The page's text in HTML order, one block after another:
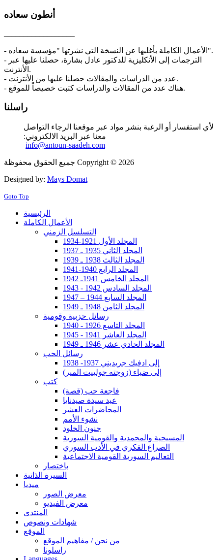
أنطون سعاده
- الأعمال الكاملة بأغلبها عن النسخة التي نشرتها "مؤسسة سعاده".
- الترجمات إلى الأنكليزية للدكتور عادل بشارة، حصلنا عليها عبر
الأنترنت.
- عدد من الدراسات والمقالات حصلنا عليها من الأنترنت.
- هناك عدد من المقالات والدراسات كتبت خصيصاً للموقع.
راسلنا
لأي استفسار أو الرغبة بنشر مواد عبر موقعنا الرجاء التواصل
معنا عبر البريد الالكتروني:
info@antoun-saadeh.com
جميع الحقوق محفوظة Copyright © 2026
Designed by: Mays Domat
Goto Top
الرئيسية
الأعمال الكاملة
التسلسل الزمني
المجلد الأول 1921-1934
المجلد الثاني 1935 ـ 1937
المجلد الثالث 1938 ـ 1939
المجلد الرابع 1940-1941
المجلد الخامس 1941ـ 1942
المجلد السادس 1942 - 1943
المجلد السابع 1944 – 1947
المجلد الثامن 1948 ـ 1949
رسائل حزبية وقومية
المجلد التاسع 1926 - 1940
المجلد العاشر 1941 - 1945
المجلد الحادي عشر 1946 ـ 1949
رسائل الحب
إلى ادفيك جريديني 1937- 1938
إلى ضياء (زوجته جولييت المير)
كتب
فاجعة حب (قصة)
عيد سيدة صيدنايا
المحاضرات العشر
نشوء الأمم
جنون الخلود
المسيحية والمحمدية والقومية السورية
الصراع الفكري في الأدب السوري
التعاليم السورية القومية الاجتماعية
باختصار
السيرة الذاتية
ميديا
معرض الصور
معرض الفيديو
المنتدى
شهادات ونصوص
الموقع
من نحن / مفاهيم الموقع
راسلونا